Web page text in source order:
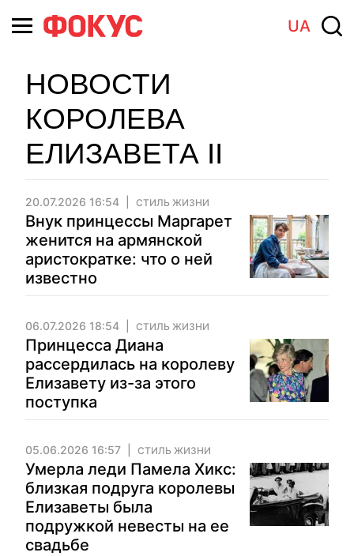
UA
НОВОСТИ
КОРОЛЕВА
ЕЛИЗАВЕТА II
20.07.2026 16:54 СТИЛЬ ЖИЗНИ
Внук принцессы Маргарет
женится на армянской
аристократке: что о ней
известно
06.07.2026 18:54 СТИЛЬ ЖИЗНИ
Принцесса Диана
рассердилась на королеву
Елизавету из-за этого
поступка
05.06.2026 16:57 СТИЛЬ ЖИЗНИ
Умерла леди Памела Хикс:
близкая подруга королевы
Елизаветы была
подружкой невесты на ее
свадьбе